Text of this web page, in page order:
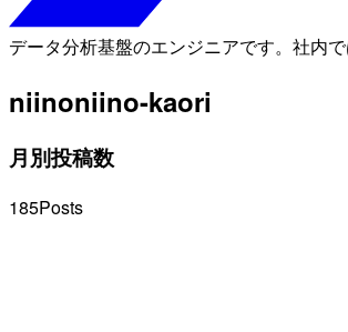
データ分析基盤のエンジニアです。社内
niinoniino-kaori
月別投稿数
185Posts